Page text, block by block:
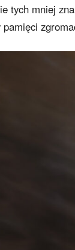
tych mniej
pamięci